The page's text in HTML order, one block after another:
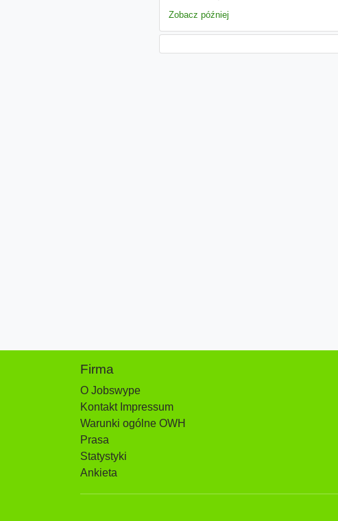
Zobacz później
Firma
O Jobswype
Kontakt Impressum
Warunki ogólne OWH
Prasa
Statystyki
Ankieta